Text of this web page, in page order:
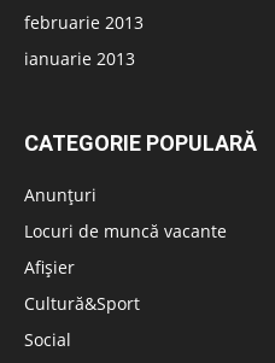
februarie 2013
ianuarie 2013
CATEGORIE POPULARĂ
Anunțuri
Locuri de muncă vacante
Afișier
Cultură&Sport
Social